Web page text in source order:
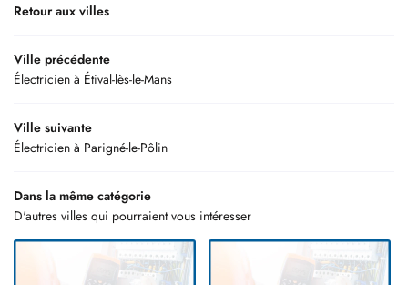
Retour aux villes
Ville précédente
Électricien à Étival-lès-le-Mans
Ville suivante
Électricien à Parigné-le-Pôlin
Dans la même catégorie
D'autres villes qui pourraient vous intéresser